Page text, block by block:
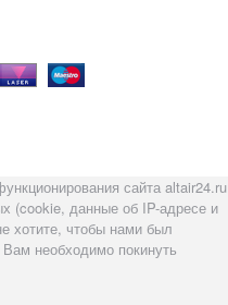
сайта altair24.ru
(cookie, данные об IP-адресе и
хотите, чтобы нами был
необходимо покинуть